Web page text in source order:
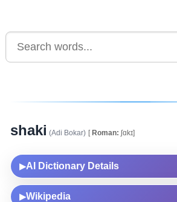
shaki (Adi Bokar) [Roman: ʃɑkɪ]
▶AI Dictionary Details
▶Wikipedia